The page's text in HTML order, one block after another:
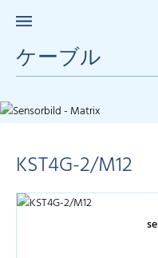
ケーブル
KST4G-2/M12